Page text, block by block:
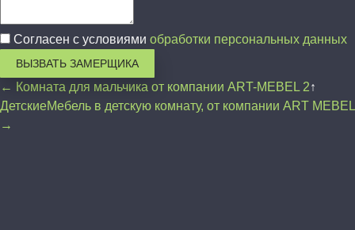
Согласен с условиями обработки персональных данных
ВЫЗВАТЬ ЗАМЕРЩИКА
← Комната для мальчика от компании ART-MEBEL 2↑
ДетскиеМебель в детскую комнату, от компании ART MEBEL
→